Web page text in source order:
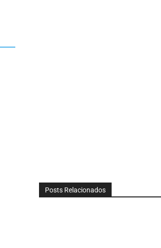
Posts Relacionados